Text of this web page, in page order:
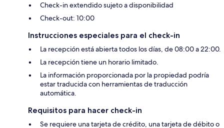
Check-in extendido sujeto a disponibilidad
Check-out: 10:00
Instrucciones especiales para el check-in
La recepción está abierta todos los días, de 08:00 a 22:00.
La recepción tiene un horario limitado.
La información proporcionada por la propiedad podría
estar traducida con herramientas de traducción
automática.
Requisitos para hacer check-in
Se requiere una tarjeta de crédito, una tarjeta de débito o